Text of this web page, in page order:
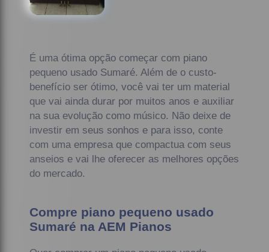
É uma ótima opção começar com piano
pequeno usado Sumaré. Além de o custo-
benefício ser ótimo, você vai ter um material
que vai ainda durar por muitos anos e auxiliar
na sua evolução como músico. Não deixe de
investir em seus sonhos e para isso, conte
com uma empresa que compactua com seus
anseios e vai lhe oferecer as melhores opções
do mercado.
Compre piano pequeno usado
Sumaré na AEM Pianos